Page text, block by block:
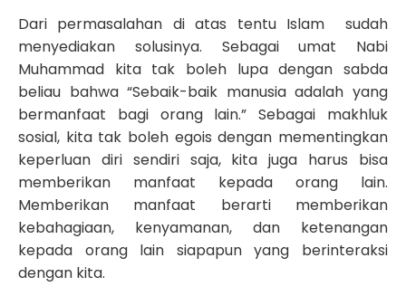
Dari permasalahan di atas tentu Islam sudah
menyediakan solusinya. Sebagai umat Nabi
Muhammad kita tak boleh lupa dengan sabda
beliau bahwa “Sebaik-baik manusia adalah yang
bermanfaat bagi orang lain.” Sebagai makhluk
sosial, kita tak boleh egois dengan mementingkan
keperluan diri sendiri saja, kita juga harus bisa
memberikan manfaat kepada orang lain.
Memberikan manfaat berarti memberikan
kebahagiaan, kenyamanan, dan ketenangan
kepada orang lain siapapun yang berinteraksi
dengan kita.